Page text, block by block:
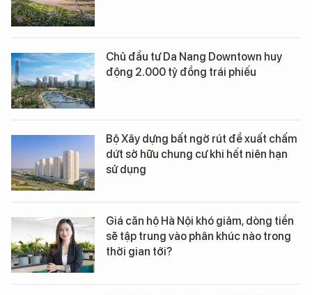
Chủ đầu tư Da Nang Downtown huy
động 2.000 tỷ đồng trái phiếu
Bộ Xây dựng bất ngờ rút đề xuất chấm
dứt sở hữu chung cư khi hết niên hạn
sử dụng
Giá căn hộ Hà Nội khó giảm, dòng tiền
sẽ tập trung vào phân khúc nào trong
thời gian tới?